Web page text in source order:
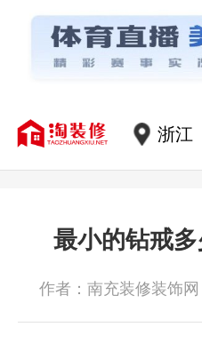
最小的钻戒
作者：南充装修装饰网